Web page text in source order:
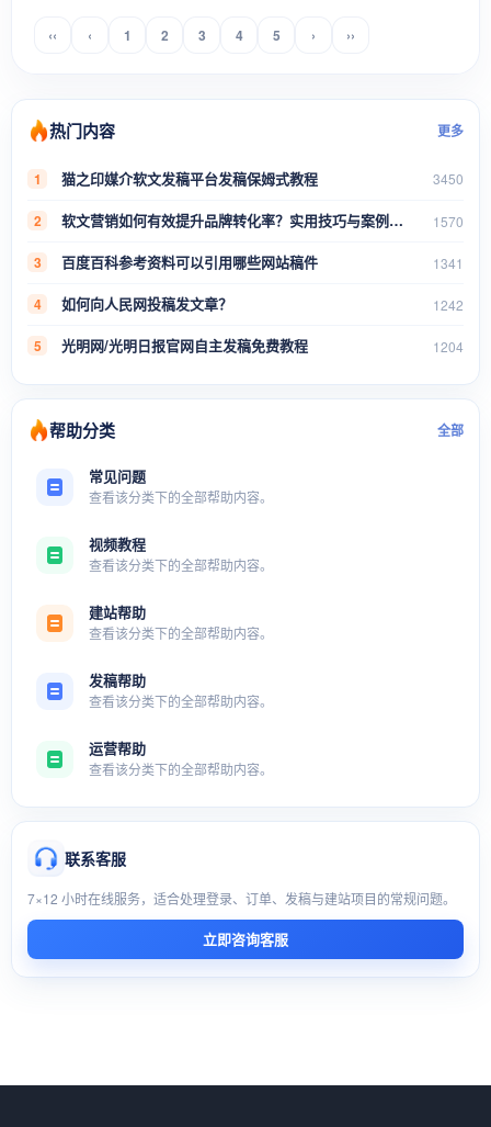
‹‹ ‹ 1 2 3 4 5 › ››
热门内容 更多
1 猫之印媒介软文发稿平台发稿保姆式教程 3450
2 软文营销如何有效提升品牌转化率？实用技巧与案例分析 1570
3 百度百科参考资料可以引用哪些网站稿件 1341
4 如何向人民网投稿发文章？ 1242
5 光明网/光明日报官网自主发稿免费教程 1204
帮助分类 全部
常见问题
查看该分类下的全部帮助内容。
视频教程
查看该分类下的全部帮助内容。
建站帮助
查看该分类下的全部帮助内容。
发稿帮助
查看该分类下的全部帮助内容。
运营帮助
查看该分类下的全部帮助内容。
联系客服
7×12 小时在线服务，适合处理登录、订单、发稿与建站项目的常规问题。
立即咨询客服